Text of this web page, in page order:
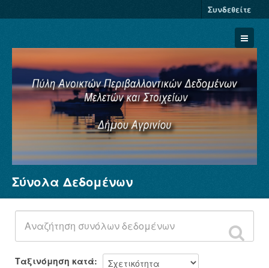
Συνδεθείτε
Σύνολα Δεδομένων
Φορείς
Ομάδες
Σχετικά
Σύνολα Δεδομένων
Ταξινόμηση κατά